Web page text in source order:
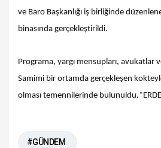
ve Baro Başkanlığı iş birliğinde
binasında gerçekleştirildi.
Programa, yargı mensupları, avukatlar
Samimi bir ortamda gerçekleşen
olması temennilerinde
#GÜNDEM